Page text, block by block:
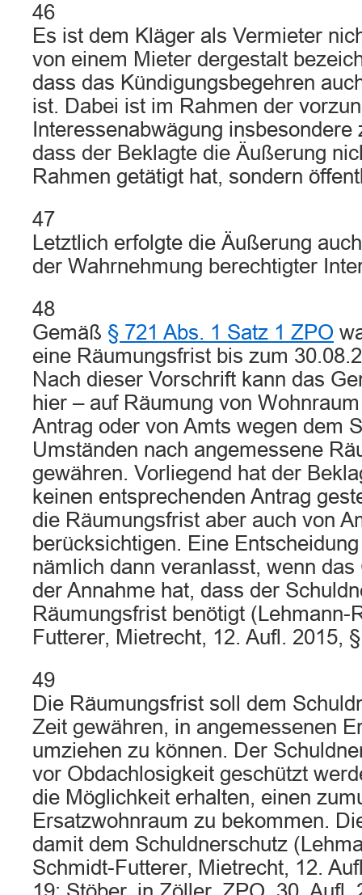
46
Es ist dem Kläger als Vermieter
von einem Mieter dergestalt
dass das Kündigungsbegehren
ist. Dabei ist im Rahmen der
Interessenabwägung
dass der Beklagte die Äußerung
Rahmen getätigt hat, sondern
47
Letztlich erfolgte die Äußerung
der Wahrnehmung berechtigter
48
Gemäß § 721 Abs. 1 Satz 1 ZPO
eine Räumungsfrist bis zum
Nach dieser Vorschrift kann das
hier – auf Räumung von
Antrag oder von Amts wegen dem
Umständen nach angemessene
gewähren. Vorliegend hat der
keinen entsprechenden Antrag
die Räumungsfrist aber auch von
berücksichtigen. Eine
nämlich dann veranlasst, wenn
der Annahme hat, dass der
Räumungsfrist benötigt (Lehmann-
Futterer, Mietrecht, 12. Aufl. 2015,
49
Die Räumungsfrist soll dem
Zeit gewähren, in angemessenen
umziehen zu können. Der
vor Obdachlosigkeit geschützt
die Möglichkeit erhalten, einen
Ersatzwohnraum zu bekommen.
damit dem Schuldnerschutz
Schmidt-Futterer, Mietrecht, 12.